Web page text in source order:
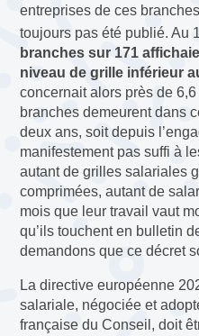
entreprises de ces
toujours pas été publié. Au
branches sur 171
niveau de grille inférieur
concernait alors près de
branches demeurent dans
deux ans, soit depuis
manifestement pas suffi à
autant de grilles salariales
comprimées, autant de
mois que leur travail vaut
qu’ils touchent en bulletin
demandons que ce décret
La directive européenne
salariale, négociée et
française du Conseil, doit